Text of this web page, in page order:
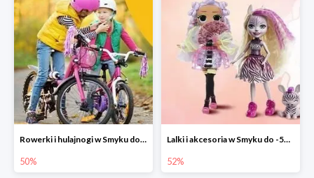
Rowerki i hulajnogi w Smyku do -50%
50%
Lalki i akcesoria w Smyku do -52%
52%